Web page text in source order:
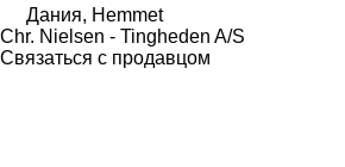
Дания, Hemmet
Chr. Nielsen - Tingheden A/S
Связаться с продавцом